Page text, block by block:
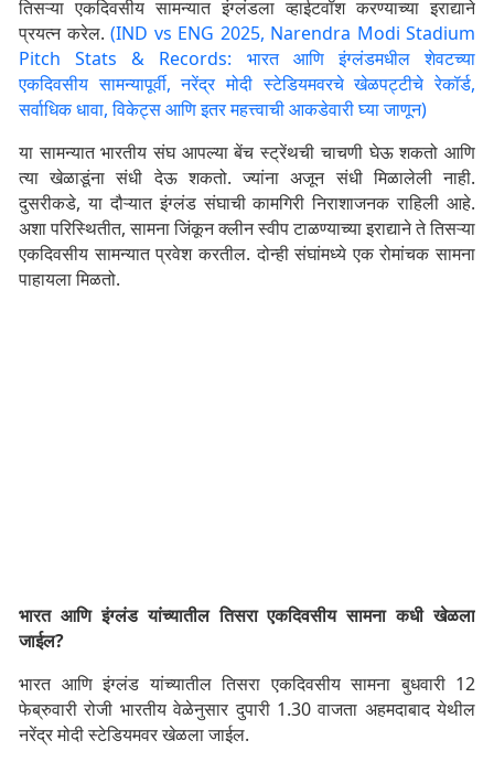
तिसऱ्या एकदिवसीय सामन्यात इंग्लंडला व्हाईटवॉश करण्याच्या इराद्याने
प्रयत्न करेल. (IND vs ENG 2025, Narendra Modi Stadium
Pitch Stats & Records: भारत आणि इंग्लंडमधील शेवटच्या
एकदिवसीय सामन्यापूर्वी, नरेंद्र मोदी स्टेडियमवरचे खेळपट्टीचे रेकॉर्ड,
सर्वाधिक धावा, विकेट्स आणि इतर महत्त्वाची आकडेवारी घ्या जाणून)
या सामन्यात भारतीय संघ आपल्या बेंच स्ट्रेंथची चाचणी घेऊ शकतो आणि
त्या खेळाडूंना संधी देऊ शकतो. ज्यांना अजून संधी मिळालेली नाही.
दुसरीकडे, या दौऱ्यात इंग्लंड संघाची कामगिरी निराशाजनक राहिली आहे.
अशा परिस्थितीत, सामना जिंकून क्लीन स्वीप टाळण्याच्या इराद्याने ते तिसऱ्या
एकदिवसीय सामन्यात प्रवेश करतील. दोन्ही संघांमध्ये एक रोमांचक सामना
पाहायला मिळतो.
भारत आणि इंग्लंड यांच्यातील तिसरा एकदिवसीय सामना कधी खेळला
जाईल?
भारत आणि इंग्लंड यांच्यातील तिसरा एकदिवसीय सामना बुधवारी 12
फेब्रुवारी रोजी भारतीय वेळेनुसार दुपारी 1.30 वाजता अहमदाबाद येथील
नरेंद्र मोदी स्टेडियमवर खेळला जाईल.